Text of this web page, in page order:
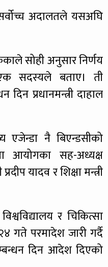
अदालतले यसअघि
सोही अनुसार निर्णय
सदस्यले बताए। ती
प्रधानमन्त्री दाहाल
नै बिएन्डसीको
आयोगका सह-अध्यक्ष
यादव र शिक्षा मन्त्री
र चिकित्सा
गते परमादेश जारी गर्दै
दिन आदेश दिएको